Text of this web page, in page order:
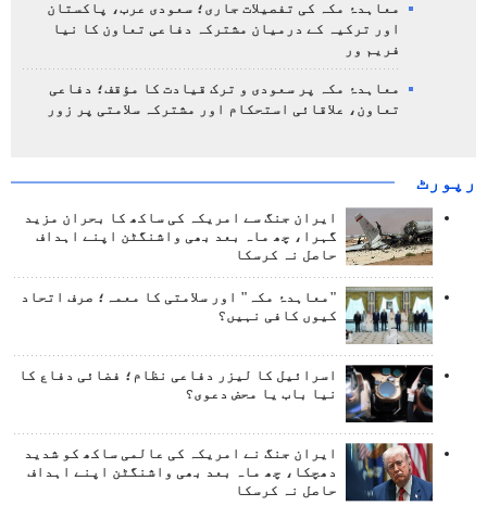
معاہدۂ مکہ کی تفصیلات جاری؛ سعودی عرب، پاکستان
اور ترکیہ کے درمیان مشترکہ دفاعی تعاون کا نیا
فریم ور
معاہدۂ مکہ پر سعودی و ترک قیادت کا مؤقف؛ دفاعی
تعاون، علاقائی استحکام اور مشترکہ سلامتی پر زور
رپورٹ
ایران جنگ سے امریکہ کی ساکھ کا بحران مزید
گہرا، چھ ماہ بعد بھی واشنگٹن اپنے اہداف
حاصل نہ کرسکا
"معاہدۂ مکہ" اور سلامتی کا معمہ؛ صرف اتحاد
کیوں کافی نہیں؟
اسرائیل کا لیزر دفاعی نظام؛ فضائی دفاع کا
نیا باب یا محض دعوی؟
ایران جنگ نے امریکہ کی عالمی ساکھ کو شدید
دھچکا، چھ ماہ بعد بھی واشنگٹن اپنے اہداف
حاصل نہ کرسکا